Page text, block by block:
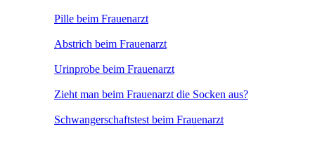
Pille beim Frauenarzt
Abstrich beim Frauenarzt
Urinprobe beim Frauenarzt
Zieht man beim Frauenarzt die Socken aus?
Schwangerschaftstest beim Frauenarzt